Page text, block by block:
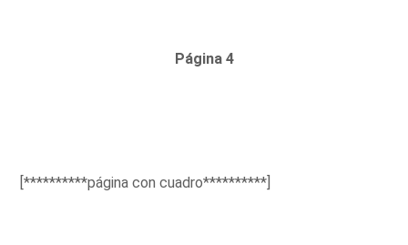
Página 4
[**********página con cuadro**********]